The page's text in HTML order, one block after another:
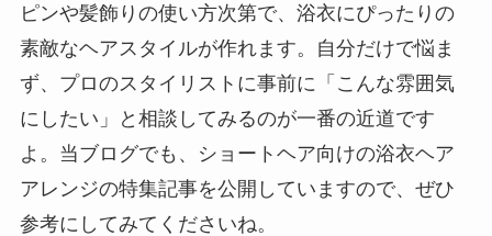
ピンや髪飾りの使い方次第で、浴衣にぴったりの
素敵なヘアスタイルが作れます。自分だけで悩ま
ず、プロのスタイリストに事前に「こんな雰囲気
にしたい」と相談してみるのが一番の近道です
よ。当ブログでも、ショートヘア向けの浴衣ヘア
アレンジの特集記事を公開していますので、ぜひ
参考にしてみてくださいね。